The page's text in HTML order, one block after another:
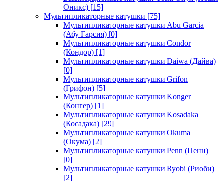
Оникс) [15]
Мультипликаторные катушки [75]
Мультипликаторные катушки Abu Garcia
(Абу Гарсия) [0]
Мультипликаторные катушки Condor
(Кондор) [1]
Мультипликаторные катушки Daiwa (Дайва)
[0]
Мультипликаторные катушки Grifon
(Грифон) [5]
Мультипликаторные катушки Konger
(Конгер) [1]
Мультипликаторные катушки Kosadaka
(Косадака) [29]
Мультипликаторные катушки Okuma
(Окума) [2]
Мультипликаторные катушки Penn (Пенн)
[0]
Мультипликаторные катушки Ryobi (Риоби)
[2]